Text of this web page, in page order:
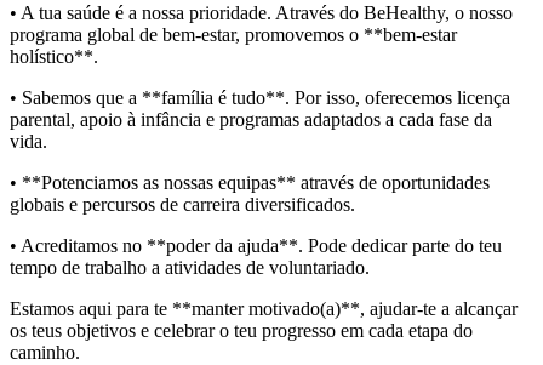
• A tua saúde é a nossa prioridade. Através do BeHealthy, o nosso
programa global de bem-estar, promovemos o **bem-estar
holístico**.
• Sabemos que a **família é tudo**. Por isso, oferecemos licença
parental, apoio à infância e programas adaptados a cada fase da
vida.
• **Potenciamos as nossas equipas** através de oportunidades
globais e percursos de carreira diversificados.
• Acreditamos no **poder da ajuda**. Pode dedicar parte do teu
tempo de trabalho a atividades de voluntariado.
Estamos aqui para te **manter motivado(a)**, ajudar-te a alcançar
os teus objetivos e celebrar o teu progresso em cada etapa do
caminho.